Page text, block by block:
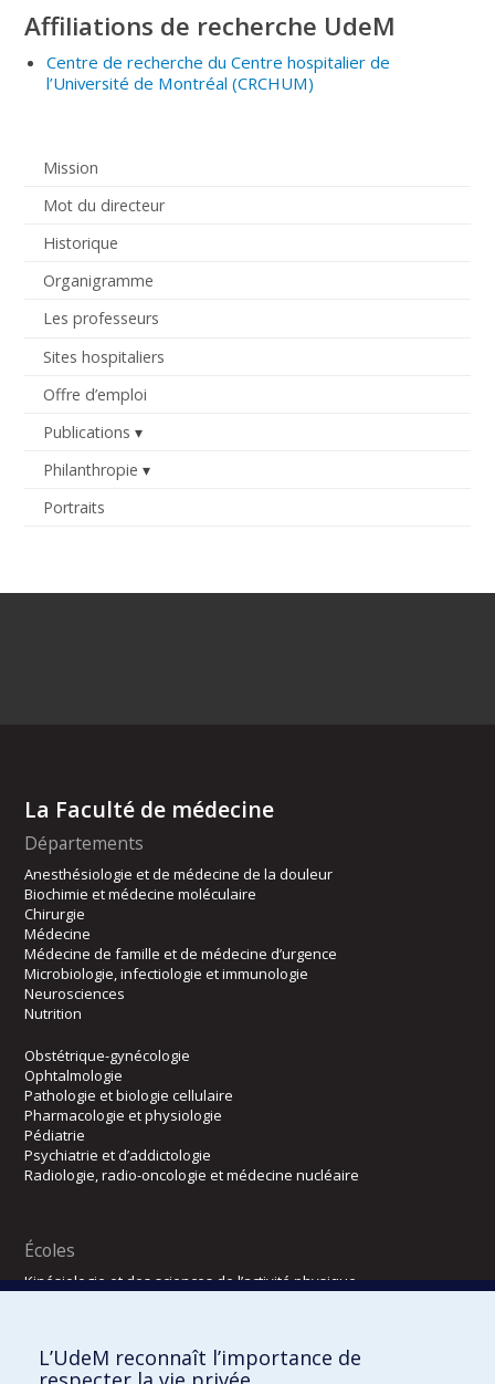
Mission
Mot du directeur
Historique
Organigramme
Les professeurs
Sites hospitaliers
Offre d’emploi
Publications
Philanthropie
Portraits
Affiliations de recherche UdeM
Centre de recherche du Centre hospitalier de
l’Université de Montréal(CRCHUM)
La Faculté de médecine
Départements
Anesthésiologie et de médecine de la douleur
Biochimie et médecine moléculaire
Chirurgie
Médecine
Médecine de famille et de médecine d’urgence
Microbiologie, infectiologie et immunologie
Neurosciences
Nutrition
Obstétrique-gynécologie
Ophtalmologie
Pathologie et biologie cellulaire
Pharmacologie et physiologie
Pédiatrie
Psychiatrie et d’addictologie
Radiologie, radio-oncologie et médecine nucléaire
Écoles
Kinésiologie et des sciences de l’activité physique
Directions
L’UdeM reconnaît l’importance de